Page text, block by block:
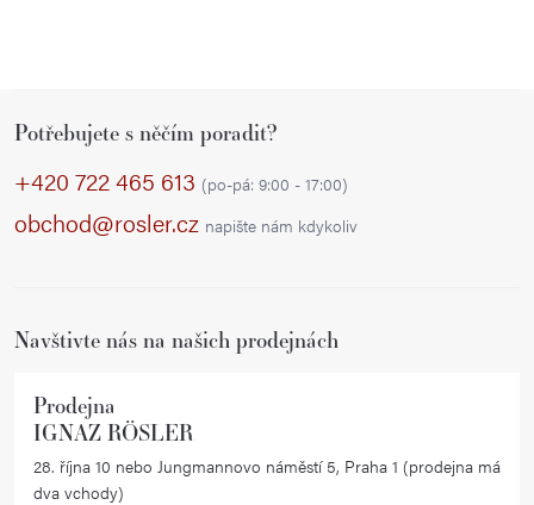
Potřebujete s něčím poradit?
+420 722 465 613 (po-pá: 9:00 - 17:00)
obchod@rosler.cz napište nám kdykoliv
Navštivte nás na našich prodejnách
Prodejna
IGNAZ RÖSLER
28. října 10 nebo Jungmannovo náměstí 5, Praha 1 (prodejna má
dva vchody)